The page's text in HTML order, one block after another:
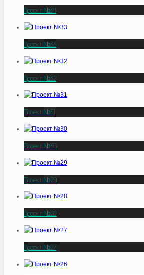
Проект №34
Проект №33
Проект №32
Проект №31
Проект №30
Проект №29
Проект №28
Проект №27